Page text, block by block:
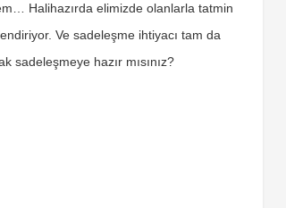
Halihazırda elimizde olanlarla tatmin
Ve sadeleşme ihtiyacı tam da
sadeleşmeye hazır mısınız?